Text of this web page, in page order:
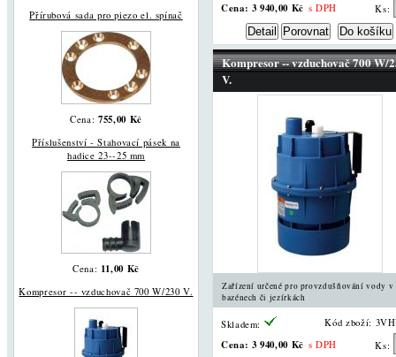
Přírubová sada pro piezo el. spínač
Cena:755,00 Kč
Příslušenství - Stahovací pásek na
hadice 23--25 mm
Cena: 11,00 Kč
Kompresor -- vzduchovač 700 W/230 V.
Cena: 3 940,00 Kč s DPH Ks:
Kompresor -- vzduchovač 700 W/
V.
Zařízení určené pro provzdušňování vody v
bazénech či jezírkách
Skladem: Kód zboží:
Cena: 3 940,00 Kč s DPH Ks: